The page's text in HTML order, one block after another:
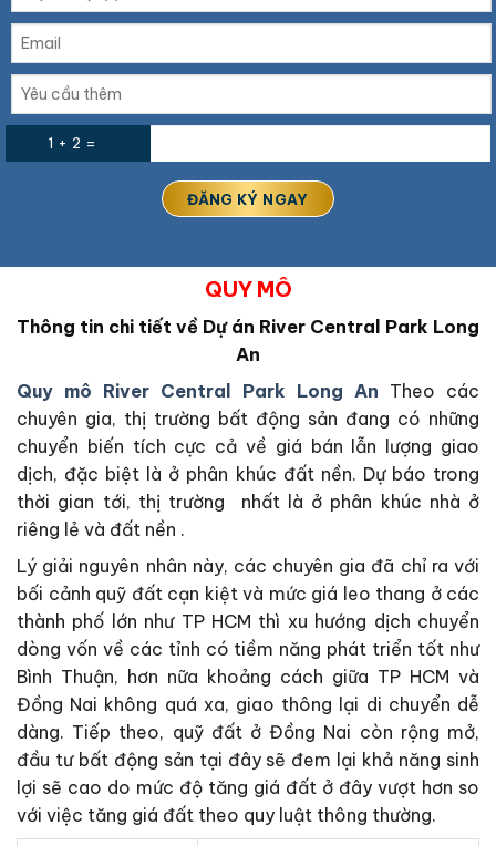
1 + 2 =
QUY MÔ
Thông tin chi tiết về Dự án River Central Park Long
An
Quy mô River Central Park Long An Theo các
chuyên gia, thị trường bất động sản đang có những
chuyển biến tích cực cả về giá bán lẫn lượng giao
dịch, đặc biệt là ở phân khúc đất nền. Dự báo trong
thời gian tới, thị trường nhất là ở phân khúc nhà ở
riêng lẻ và đất nền .
Lý giải nguyên nhân này, các chuyên gia đã chỉ ra với
bối cảnh quỹ đất cạn kiệt và mức giá leo thang ở các
thành phố lớn như TP HCM thì xu hướng dịch chuyển
dòng vốn về các tỉnh có tiềm năng phát triển tốt như
Bình Thuận, hơn nữa khoảng cách giữa TP HCM và
Đồng Nai không quá xa, giao thông lại di chuyển dễ
dàng. Tiếp theo, quỹ đất ở Đồng Nai còn rộng mở,
đầu tư bất động sản tại đây sẽ đem lại khả năng sinh
lợi sẽ cao do mức độ tăng giá đất ở đây vượt hơn so
với việc tăng giá đất theo quy luật thông thường.